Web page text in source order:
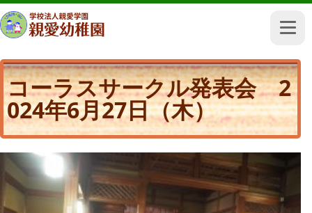
コーラスサークル発表会 2
024年6月27日（木）